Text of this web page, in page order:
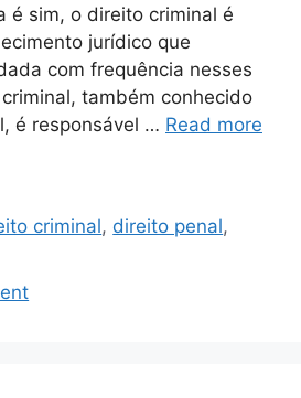
é sim, o direito criminal é
jurídico que
com frequência nesses
também conhecido
é responsável … Read more
criminal, direito penal,